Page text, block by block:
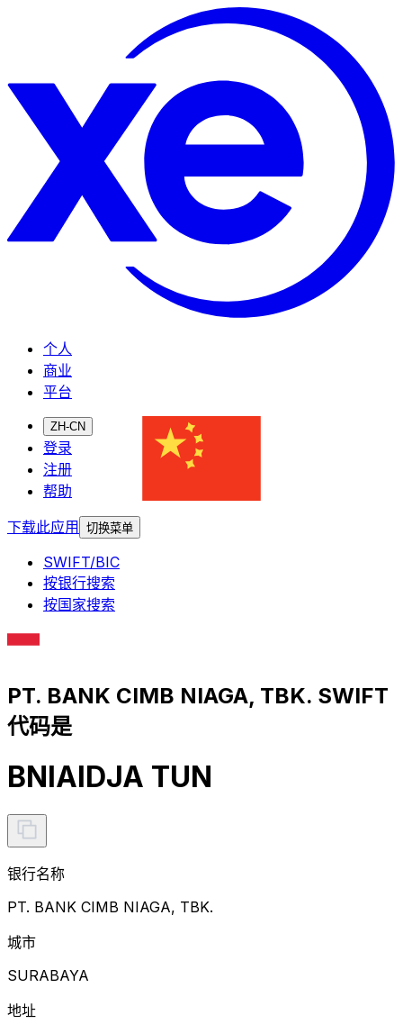
个人
商业
平台
ZH-CN
登录
注册
帮助
下载此应用
切换菜单
SWIFT/BIC
按银行搜索
按国家搜索
PT. BANK CIMB NIAGA, TBK. SWIFT
代码是
BNIAIDJA TUN
银行名称
PT. BANK CIMB NIAGA, TBK.
城市
SURABAYA
地址